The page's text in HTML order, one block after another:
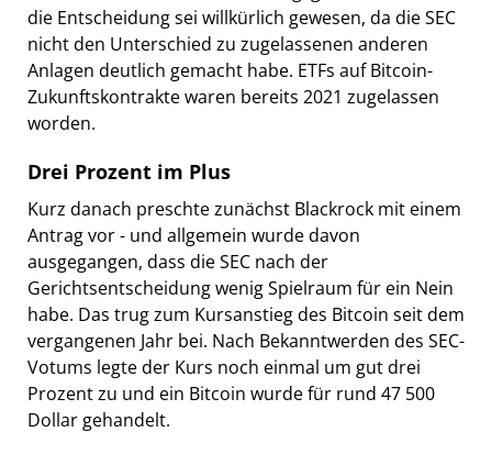
die Entscheidung sei willkürlich gewesen, da die SEC
nicht den Unterschied zu zugelassenen anderen
Anlagen deutlich gemacht habe. ETFs auf Bitcoin-
Zukunftskontrakte waren bereits 2021 zugelassen
worden.
Drei Prozent im Plus
Kurz danach preschte zunächst Blackrock mit einem
Antrag vor - und allgemein wurde davon
ausgegangen, dass die SEC nach der
Gerichtsentscheidung wenig Spielraum für ein Nein
habe. Das trug zum Kursanstieg des Bitcoin seit dem
vergangenen Jahr bei. Nach Bekanntwerden des SEC-
Votums legte der Kurs noch einmal um gut drei
Prozent zu und ein Bitcoin wurde für rund 47 500
Dollar gehandelt.